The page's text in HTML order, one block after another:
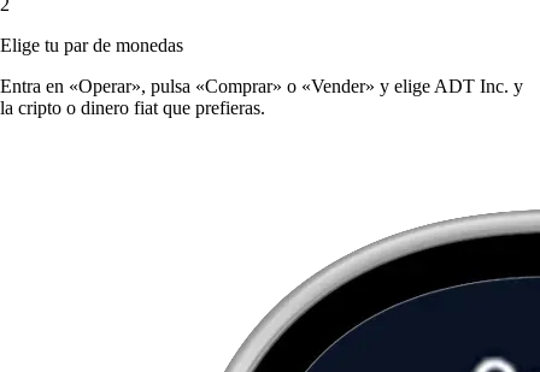
2
Elige tu par de monedas
Entra en «Operar», pulsa «Comprar» o «Vender» y elige ADT Inc. y
la cripto o dinero fiat que prefieras.